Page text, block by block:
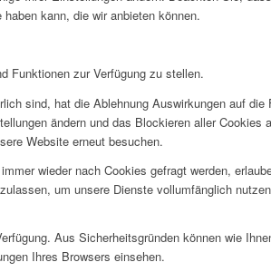
kann, die wir anbieten können.
Funktionen zur Verfügung zu stellen.
sind, hat die Ablehnung Auswirkungen auf die
ändern und das Blockieren aller Cookies
Website erneut besuchen.
wieder nach Cookies gefragt werden,
um unsere Dienste vollumfänglich
Aus Sicherheitsgründen können wie
Ihres Browsers einsehen.